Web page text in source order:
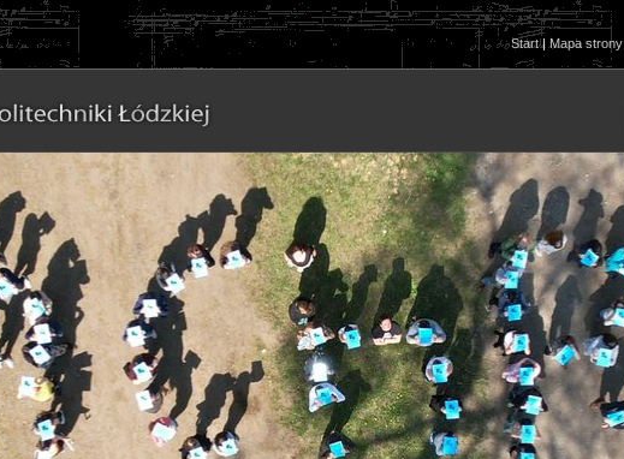
Start| Mapa strony